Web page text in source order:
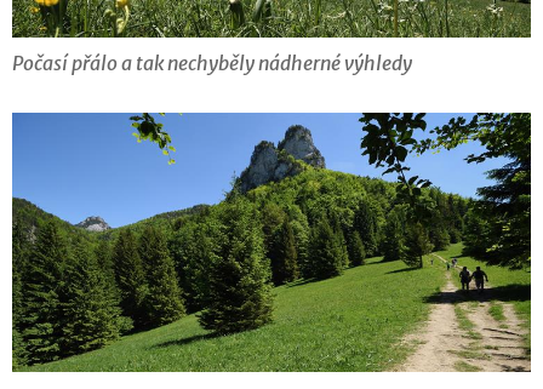
Počasí přálo a tak nechyběly nádherné výhledy